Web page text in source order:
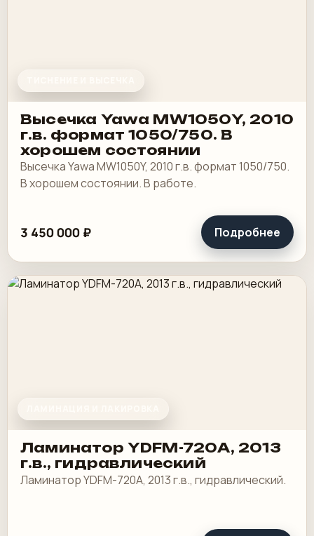
Высечка Yawa MW1050Y, 2010
г.в. формат 1050/750. В
хорошем состоянии
Высечка Yawa MW1050Y, 2010 г.в. формат 1050/750.
В хорошем состоянии. В работе.
3 450 000 ₽ Подробнее
Ламинатор YDFM-720А, 2013
г.в., гидравлический
Ламинатор YDFM-720А, 2013 г.в., гидравлический.